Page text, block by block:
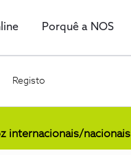
Porquê a NOS
Registo
internacionais/nacionais